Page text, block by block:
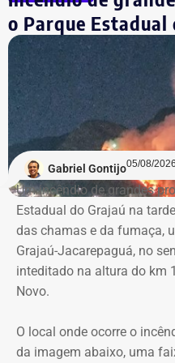
Declaração de bens de
dentro do processo de
os mesmos agentes
planejamento, julgamento
comprometendo a
A auditoria também
competitividade da
variação entre as
empresas concorrentes,
termo de referência.
Outro ponto que chamou a
ausência de critérios
contratação da equipe
projeto, o contrato
superior a R$ 28 mil. Em
consultores
o Parque Estadual
Gabriel Gontijo05/08/
Um incêndio de grandes
Estadual do Grajaú na
das chamas e da fumaça,
Grajaú-Jacarepaguá, no
inteditado na altura do km
Novo.
O local onde ocorre o
da imagem abaixo, uma